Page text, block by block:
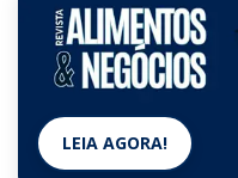
LEIA AGORA!